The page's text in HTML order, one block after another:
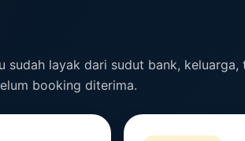
layak dari sudut bank, keluarga,
booking diterima.